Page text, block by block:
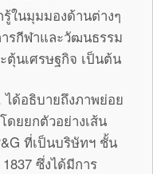
ในมุมมองด้านต่างๆ
รกีฬาและวัฒนธรรม
ตุ้นเศรษฐกิจ เป็นต้น
ด้อธิบายถึงภาพย่อย
ยยกตัวอย่างเส้น
ที่เป็นบริษัทฯ ชั้น
ซึ่งได้มีการ